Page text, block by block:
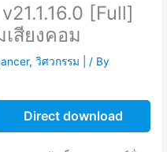
[Full]
สียงคอม
,วิศวกรรม |
/ By
Direct download